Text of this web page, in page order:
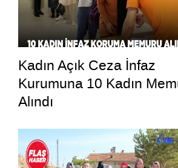
Kadın Açık Ceza İnfaz
Kurumuna 10 Kadın
Alındı